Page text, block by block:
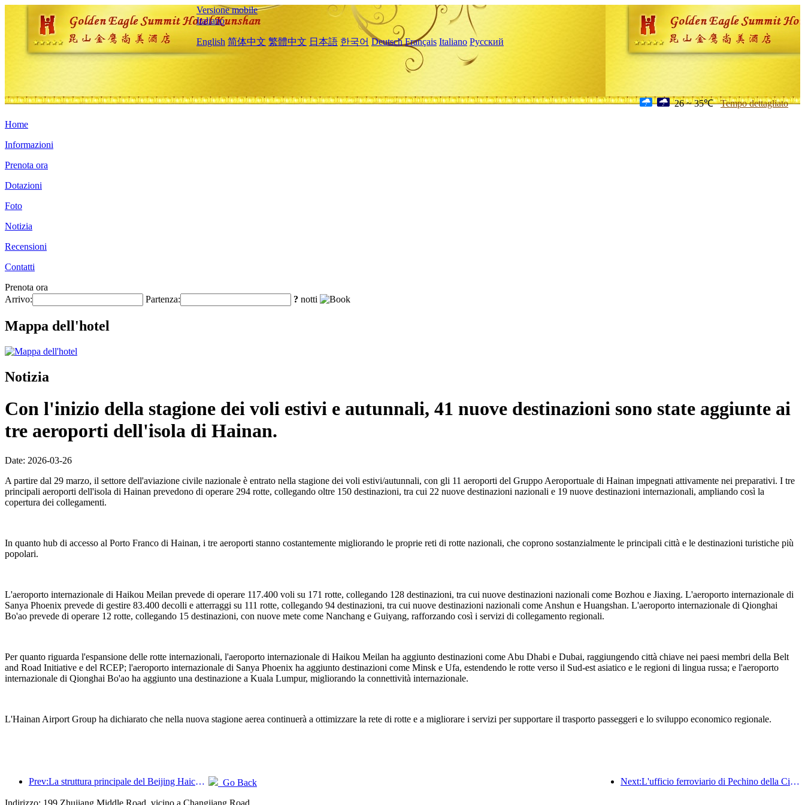
Versione mobile
Italiano
English 简体中文 繁體中文 日本語 한국어 Deutsch Français Italiano Русский
26 ~ 35℃ Tempo dettagliato
Home
Informazioni
Prenota ora
Dotazioni
Foto
Notizia
Recensioni
Contatti
Prenota ora
Arrivo:
Partenza: ? notti
Mappa dell'hotel
Notizia
Con l'inizio della stagione dei voli estivi e autunnali, 41 nuove destinazioni sono state aggiunte ai
tre aeroporti dell'isola di Hainan.
Date: 2026-03-26
A partire dal 29 marzo, il settore dell'aviazione civile nazionale è entrato nella stagione dei voli estivi/autunnali, con gli 11 aeroporti del Gruppo Aeroportuale di Hainan impegnati attivamente nei preparativi. I tre
principali aeroporti dell'isola di Hainan prevedono di operare 294 rotte, collegando oltre 150 destinazioni, tra cui 22 nuove destinazioni nazionali e 19 nuove destinazioni internazionali, ampliando così la
copertura dei collegamenti.
In quanto hub di accesso al Porto Franco di Hainan, i tre aeroporti stanno costantemente migliorando le proprie reti di rotte nazionali, che coprono sostanzialmente le principali città e le destinazioni turistiche più
popolari.
L'aeroporto internazionale di Haikou Meilan prevede di operare 117.400 voli su 171 rotte, collegando 128 destinazioni, tra cui nuove destinazioni nazionali come Bozhou e Jiaxing. L'aeroporto internazionale di
Sanya Phoenix prevede di gestire 83.400 decolli e atterraggi su 111 rotte, collegando 94 destinazioni, tra cui nuove destinazioni nazionali come Anshun e Huangshan. L'aeroporto internazionale di Qionghai
Bo'ao prevede di operare 12 rotte, collegando 15 destinazioni, con nuove mete come Nanchang e Guiyang, rafforzando così i servizi di collegamento regionali.
Per quanto riguarda l'espansione delle rotte internazionali, l'aeroporto internazionale di Haikou Meilan ha aggiunto destinazioni come Abu Dhabi e Dubai, raggiungendo città chiave nei paesi membri della Belt
and Road Initiative e del RCEP; l'aeroporto internazionale di Sanya Phoenix ha aggiunto destinazioni come Minsk e Ufa, estendendo le rotte verso il Sud-est asiatico e le regioni di lingua russa; e l'aeroporto
internazionale di Qionghai Bo'ao ha aggiunto una destinazione a Kuala Lumpur, migliorando la connettività internazionale.
L'Hainan Airport Group ha dichiarato che nella nuova stagione aerea continuerà a ottimizzare la rete di rotte e a migliorare i servizi per supportare il trasporto passeggeri e lo sviluppo economico regionale.
Prev:La struttura principale del Beijing Haichang Ocean Park dovrebbe raggiungere la sommità entro la fine dell'anno, con il completamento e l'apertura previsti per il 2027. Next:L'ufficio ferroviario di Pechino della Cina ha avviato il servizio di trasporto passeggeri per le festività del Festival di Qingming, prevedendo di trasportare 7,37 milioni di passeggeri.
Go Back
Indirizzo: 199 Zhujiang Middle Road, vicino a Changjiang Road